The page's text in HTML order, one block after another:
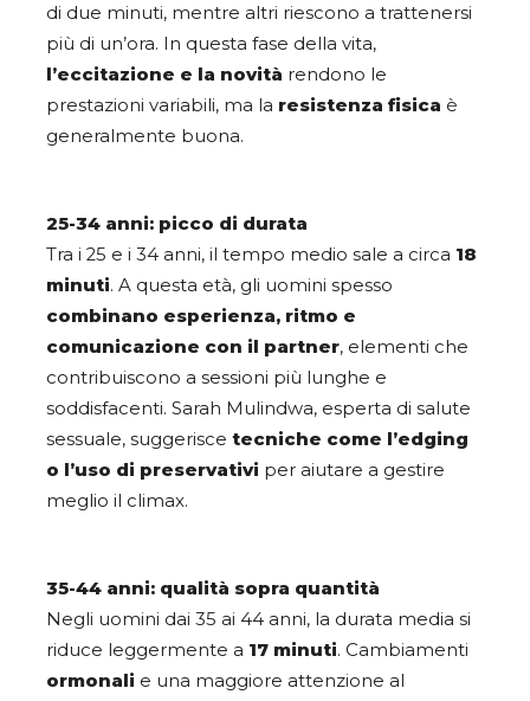
di due minuti, mentre altri riescono a trattenersi
più di un’ora. In questa fase della vita,
l’eccitazione e la novità rendono le
prestazioni variabili, ma la resistenza fisica è
generalmente buona.
25-34 anni: picco di durata
Tra i 25 e i 34 anni, il tempo medio sale a circa 18
minuti. A questa età, gli uomini spesso
combinano esperienza, ritmo e
comunicazione con il partner, elementi che
contribuiscono a sessioni più lunghe e
soddisfacenti. Sarah Mulindwa, esperta di salute
sessuale, suggerisce tecniche come l’edging
o l’uso di preservativi per aiutare a gestire
meglio il climax.
35-44 anni: qualità sopra quantità
Negli uomini dai 35 ai 44 anni, la durata media si
riduce leggermente a 17 minuti. Cambiamenti
ormonali e una maggiore attenzione al